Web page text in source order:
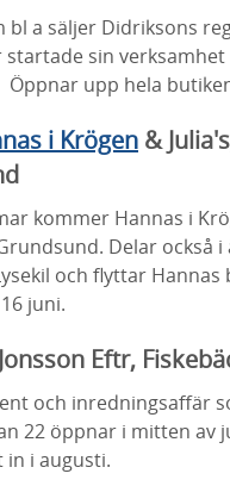
bl a säljer Didriksons
sin
Öppnar upp hela
i Krögen &
kommer Hannas i
Delar också
och flyttar
juni.
Eftr,
och inredningsaffär
22 öppnar i mitten av
in i augusti.